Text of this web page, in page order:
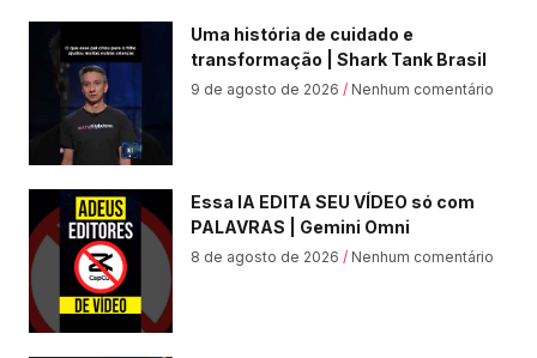
Uma história de cuidado e
transformação | Shark Tank Brasil
9 de agosto de 2026 Nenhum comentário
Essa IA EDITA SEU VÍDEO só com
PALAVRAS | Gemini Omni
8 de agosto de 2026 Nenhum comentário